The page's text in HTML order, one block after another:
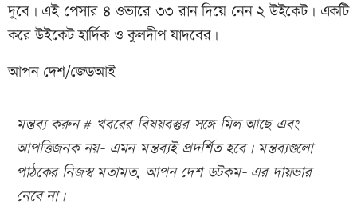
দুবে। এই পেসার ৪ ওভারে ৩৩ রান দিয়ে নেন ২ উইকেট। একটি
করে উইকেট হার্দিক ও কুলদীপ যাদবের।
আপন দেশ/জেডআই
মন্তব্য করুন # খবরের বিষয়বস্তুর সঙ্গে মিল আছে এবং
আপত্তিজনক নয়- এমন মন্তব্যই প্রদর্শিত হবে। মন্তব্যগুলো
পাঠকের নিজস্ব মতামত, আপন দেশ ডটকম- এর দায়ভার
নেবে না।